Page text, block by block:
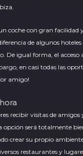
coche con gran facilidad
de algunos hoteles
De igual forma, el acceso
en casi todas las
amigo!
recibir visitas de amigos
opción será totalmente
crear su propio
restaurantes y